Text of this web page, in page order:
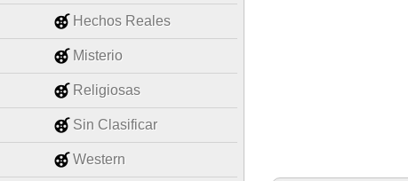
Hechos Reales
Misterio
Religiosas
Sin Clasificar
Western